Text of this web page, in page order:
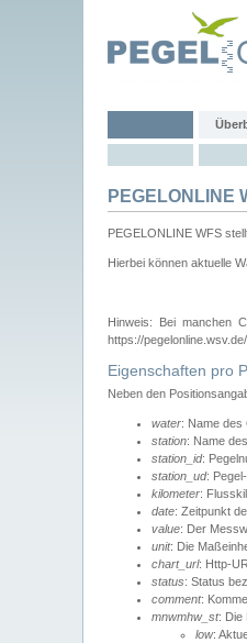
PEGELONLINE
PEGELONLINE WFS
Hierbei können aktuelle
Hinweis: Bei manchen
https://
Eigenschaften pro
Neben den
water: Name des
station: Name
station_id:
station_ud:
kilometer:
date: Zeitpunkt
value: Der
unit: Die
chart_url: Http-
status: Status
comment:
mnwmhw_st: Die
low: